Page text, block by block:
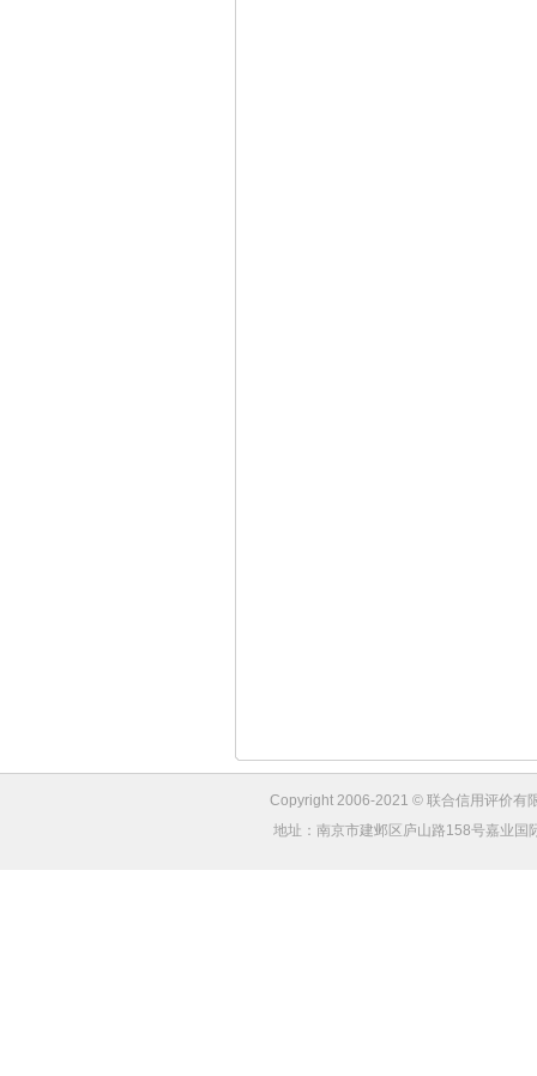
Copyright 2006-2021 © 联合信用评价有
地址：南京市建邺区庐山路158号嘉业